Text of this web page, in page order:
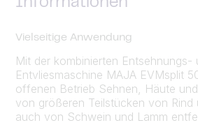
Informationen
Vielseitige Anwendung
Mit der kombinierten Entsehnungs-
Entvliesmaschine MAJA EVMsplit
offenen Betrieb Sehnen, Häute
von größeren Teilstücken von Rind
auch von Schwein und Lamm